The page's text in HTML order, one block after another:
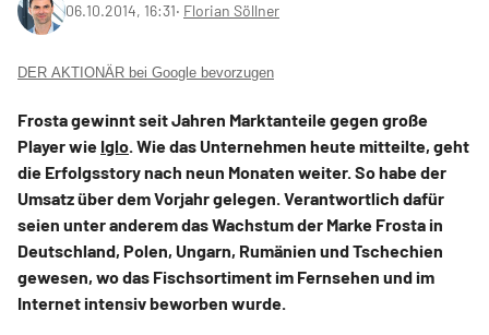
06.10.2014, 16:31‧ Florian Söllner
DER AKTIONÄR bei Google bevorzugen
Frosta gewinnt seit Jahren Marktanteile gegen große
Player wie Iglo. Wie das Unternehmen heute mitteilte, geht
die Erfolgsstory nach neun Monaten weiter. So habe der
Umsatz über dem Vorjahr gelegen. Verantwortlich dafür
seien unter anderem das Wachstum der Marke Frosta in
Deutschland, Polen, Ungarn, Rumänien und Tschechien
gewesen, wo das Fischsortiment im Fernsehen und im
Internet intensiv beworben wurde.